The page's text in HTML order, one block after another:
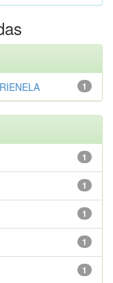
1
1
1
1
1
1